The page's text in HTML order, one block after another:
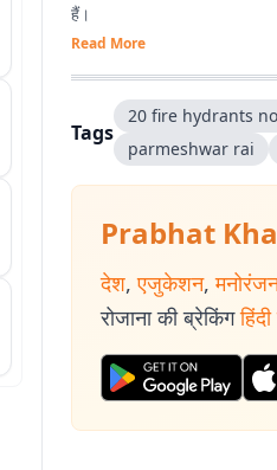
हैं।
Read More
Tags
20 fire hydrants
parmeshwar rai
Prabhat
देश, एजुकेशन,
रोजाना की ब्रेकिंग